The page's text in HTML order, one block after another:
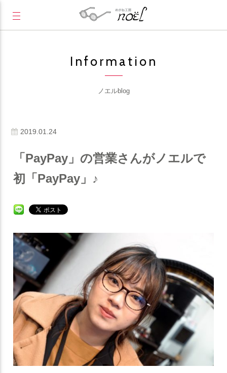
Information
ノエルblog
2019.01.24
「PayPay」の営業さんがノエルで
初「PayPay」♪